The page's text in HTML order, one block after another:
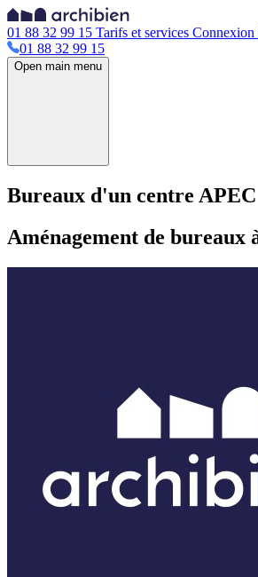
01 88 32 99 15 Tarifs et services Connexion
01 88 32 99 15
Open main menu
Bureaux d'un centre APEC
Aménagement de bureaux